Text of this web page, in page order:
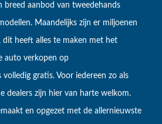
breed aanbod van tweedehands
Maandelijks zijn er miljoenen
dit heeft alles te maken met het
auto verkopen op
gratis. Voor iedereen zo als
dealers zijn hier van harte welkom.
en opgezet met de allernieuwste